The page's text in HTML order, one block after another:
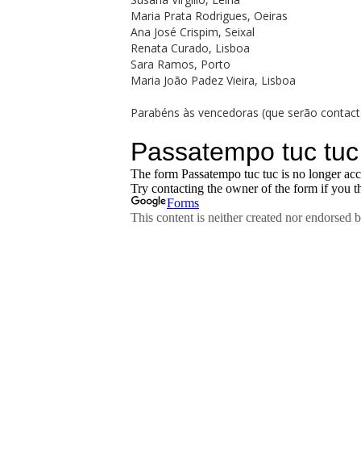
Maria Prata Rodrigues, Oeiras
Ana José Crispim, Seixal
Renata Curado, Lisboa
Sara Ramos, Porto
Maria João Padez Vieira, Lisboa
Parabéns às vencedoras (que serão